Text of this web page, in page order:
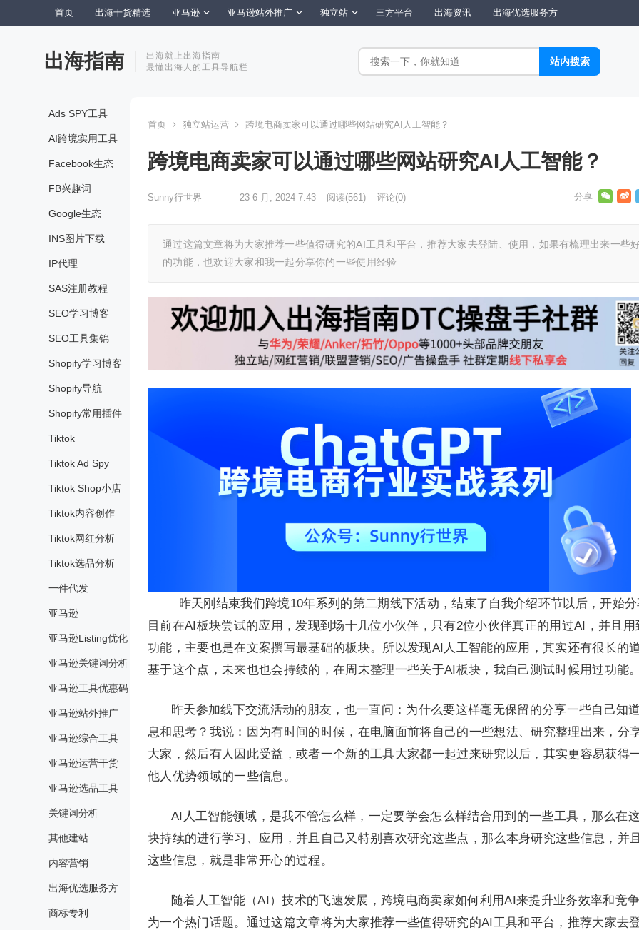
首页 出海干货精选 亚马逊 亚马逊站外推广 独立站 三方平台 出海资讯 出海优选服务方
出海指南
出海就上出海指南
最懂出海人的工具导航栏
Ads SPY工具
AI跨境实用工具
Facebook生态
FB兴趣词
Google生态
INS图片下载
IP代理
SAS注册教程
SEO学习博客
SEO工具集锦
Shopify学习博客
Shopify导航
Shopify常用插件
Tiktok
Tiktok Ad Spy
Tiktok Shop小店
Tiktok内容创作
Tiktok网红分析
Tiktok选品分析
一件代发
亚马逊
亚马逊Listing优化
亚马逊关键词分析
亚马逊工具优惠码
亚马逊站外推广
亚马逊综合工具
亚马逊运营干货
亚马逊选品工具
关键词分析
其他建站
内容营销
出海优选服务方
商标专利
首页 独立站运营 跨境电商卖家可以通过哪些网站研究AI人工智能？
跨境电商卖家可以通过哪些网站研究AI人工智能？
Sunny行世界 23 6 月, 2024 7:43 阅读(561) 评论(0)
通过这篇文章将为大家推荐一些值得研究的AI工具和平台，推荐大家去登陆、使用，如果有梳理出来一些
的功能，也欢迎大家和我一起分享你的一些使用经验
昨天刚结束我们跨境10年系列的第二期线下活动，结束了自我介绍环节以后，开始
目前在AI板块尝试的应用，发现到场十几位小伙伴，只有2位小伙伴真正的用过AI，并且用
功能，主要也是在文案撰写最基础的板块。所以发现AI人工智能的应用，其实还有很长的
基于这个点，未来也也会持续的，在周末整理一些关于AI板块，我自己测试时候用过功能
昨天参加线下交流活动的朋友，也一直问：为什么要这样毫无保留的分享一些自己知
息和思考？我说：因为有时间的时候，在电脑面前将自己的一些想法、研究整理出来，分
大家，然后有人因此受益，或者一个新的工具大家都一起过来研究以后，其实更容易获得
他人优势领域的一些信息。
AI人工智能领域，是我不管怎么样，一定要学会怎么样结合用到的一些工具，那么在
块持续的进行学习、应用，并且自己又特别喜欢研究这些点，那么本身研究这些信息，并
这些信息，就是非常开心的过程。
随着人工智能（AI）技术的飞速发展，跨境电商卖家如何利用AI来提升业务效率和竞
为一个热门话题。通过这篇文章将为大家推荐一些值得研究的AI工具和平台，推荐大家去